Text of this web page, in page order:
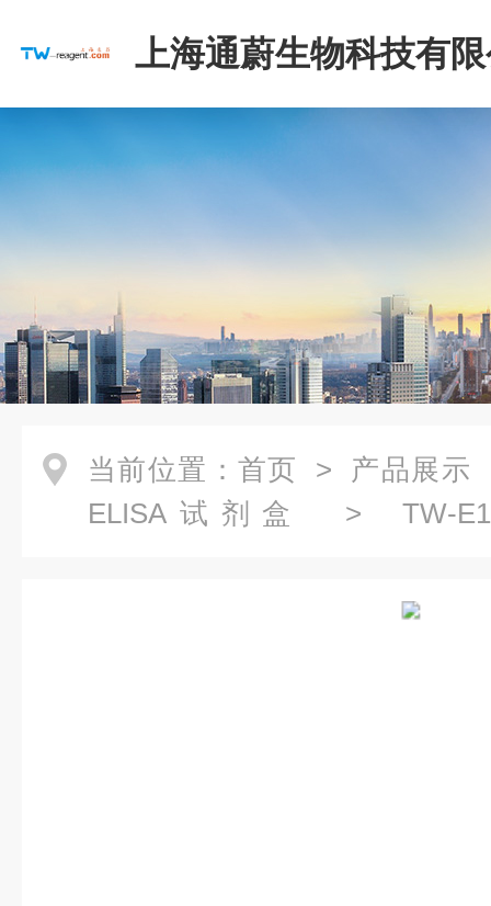
上海通蔚生物科技有
当前位置： 首页 > 产品展示
ELISA试剂盒
> TW-